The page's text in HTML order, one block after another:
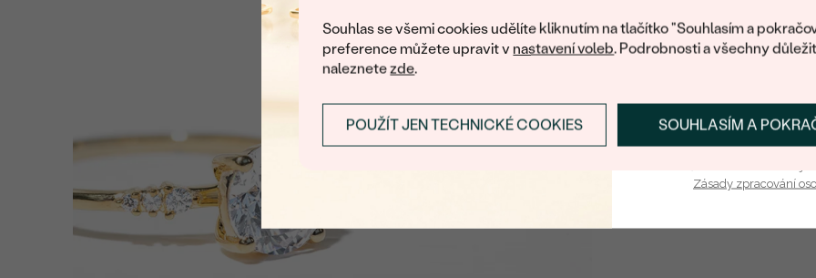
Souhlas se všemi cookies udělíte kliknutím na tlačítko "Souhlasím a
preference můžete upravit v nastavení voleb. Podrobnosti a všechny
naleznetezde.
SOUHLASÍM A
POUŽÍT JEN TECHNICKÉ COOKIES
ČISTOTA:
PŮVOD:
Postranní drahokamy
PŘIHLÁSIT SE A
Zásady zpracování